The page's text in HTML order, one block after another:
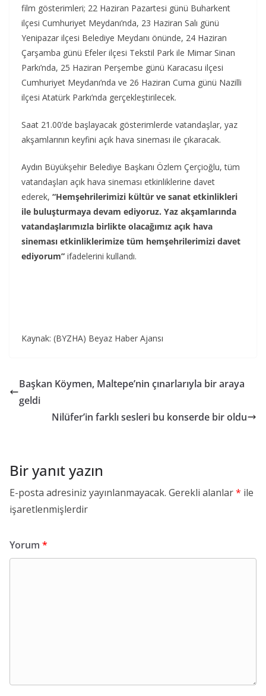
film gösterimleri; 22 Haziran Pazartesi günü Buharkent
ilçesi Cumhuriyet Meydanı’nda, 23 Haziran Salı günü
Yenipazar ilçesi Belediye Meydanı önünde, 24 Haziran
Çarşamba günü Efeler ilçesi Tekstil Park ile Mimar Sinan
Parkı’nda, 25 Haziran Perşembe günü Karacasu ilçesi
Cumhuriyet Meydanı’nda ve 26 Haziran Cuma günü Nazilli
ilçesi Atatürk Parkı’nda gerçekleştirilecek.
Saat 21.00’de başlayacak gösterimlerde vatandaşlar, yaz
akşamlarının keyfini açık hava sineması ile çıkaracak.
Aydın Büyükşehir Belediye Başkanı Özlem Çerçioğlu, tüm
vatandaşları açık hava sineması etkinliklerine davet
ederek, “Hemşehrilerimizi kültür ve sanat etkinlikleri
ile buluşturmaya devam ediyoruz. Yaz akşamlarında
vatandaşlarımızla birlikte olacağımız açık hava
sineması etkinliklerimize tüm hemşehrilerimizi davet
ediyorum” ifadelerini kullandı.
Kaynak: (BYZHA) Beyaz Haber Ajansı
Başkan Köymen, Maltepe’nin çınarlarıyla bir araya
geldi
Nilüfer’in farklı sesleri bu konserde bir oldu
Bir yanıt yazın
E-posta adresiniz yayınlanmayacak. Gerekli alanlar* ile
işaretlenmişlerdir
Yorum *